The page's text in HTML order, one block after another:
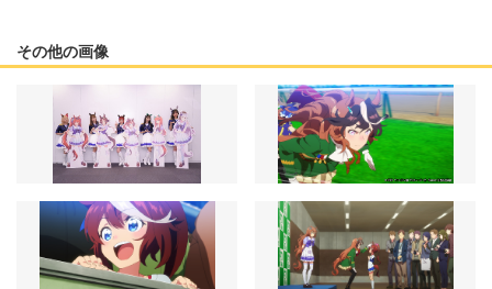
その他の画像